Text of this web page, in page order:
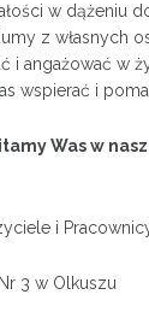
w dążeniu
z własnych
i angażować w
wspierać i
Was w
i
3 w Olkuszu